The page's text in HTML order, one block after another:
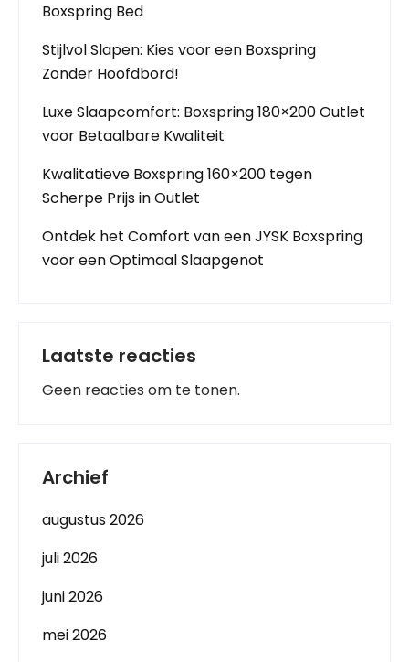
Boxspring Bed
Stijlvol Slapen: Kies voor een Boxspring
Zonder Hoofdbord!
Luxe Slaapcomfort: Boxspring 180×200 Outlet
voor Betaalbare Kwaliteit
Kwalitatieve Boxspring 160×200 tegen
Scherpe Prijs in Outlet
Ontdek het Comfort van een JYSK Boxspring
voor een Optimaal Slaapgenot
Laatste reacties
Geen reacties om te tonen.
Archief
augustus 2026
juli 2026
juni 2026
mei 2026